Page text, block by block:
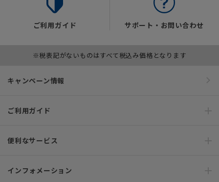
ご利用ガイド サポート・お問い合わせ
※税表記がないものはすべて税込み価格となります
キャンペーン情報
ご利用ガイド
便利なサービス
インフォメーション